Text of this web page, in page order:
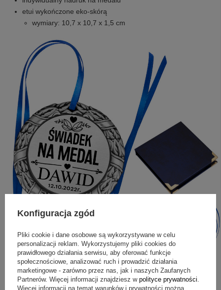
etui wykończone eko-skórą
wymiary: 10,7 x 10,7 x 1,5 cm
Konfiguracja zgód
Pliki cookie i dane osobowe są wykorzystywane w celu
personalizacji reklam. Wykorzystujemy pliki cookies do
prawidłowego działania serwisu, aby oferować funkcje
społecznościowe, analizować ruch i prowadzić działania
marketingowe - zarówno przez nas, jak i naszych Zaufanych
Partnerów. Więcej informacji znajdziesz w polityce prywatności.
Więcej informacji na temat warunków i prywatności można